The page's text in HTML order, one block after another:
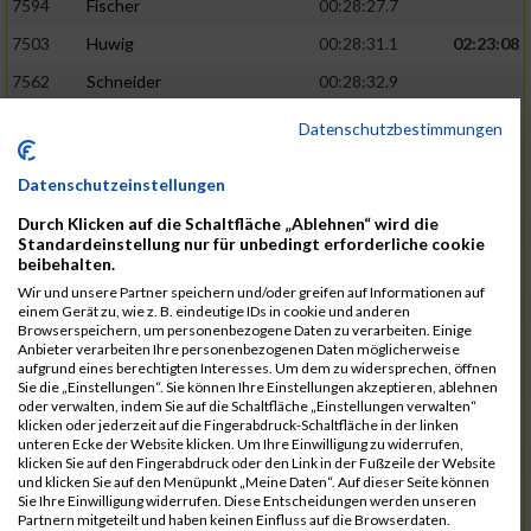
7594 Fischer
00:28:27.7
7503
Huwig 00:28:31.1
02:23:08
7562
Schneider
00:28:32.9
00:28:33.9
7463
7540
Altmeyer
7712
Welter 00:28:53.6
7670
Hensel
7507
Pingen
00:29:23.4
7730
Planta
00:29:23.6
7641
Heit
00:29:24.1
7682
Klein 00:29:34.6
02:28:48
7732
Samson
00:29:36.6
7544
Faltenbacher
00:29:46.5
Datenschutzbestimmungen
Datenschutzeinstellungen
Durch Klicken auf die Schaltfläche „Ablehnen“ wird die
Standardeinstellung nur für unbedingt erforderliche cookie
beibehalten.
Wir und unsere Partner speichern und/oder greifen auf Informationen auf
einem Gerät zu, wie z. B. eindeutige IDs in cookie und anderen
Browserspeichern, um personenbezogene Daten zu verarbeiten. Einige
Anbieter verarbeiten Ihre personenbezogenen Daten möglicherweise
aufgrund eines berechtigten Interesses. Um dem zu widersprechen, öffnen
Sie die „Einstellungen“. Sie können Ihre Einstellungen akzeptieren, ablehnen
oder verwalten, indem Sie auf die Schaltfläche „Einstellungen verwalten“
klicken oder jederzeit auf die Fingerabdruck-Schaltfläche in der linken
unteren Ecke der Website klicken. Um Ihre Einwilligung zu widerrufen,
klicken Sie auf den Fingerabdruck oder den Link in der Fußzeile der Website
und klicken Sie auf den Menüpunkt „Meine Daten“. Auf dieser Seite können
Sie Ihre Einwilligung widerrufen. Diese Entscheidungen werden unseren
Partnern mitgeteilt und haben keinen Einfluss auf die Browserdaten.